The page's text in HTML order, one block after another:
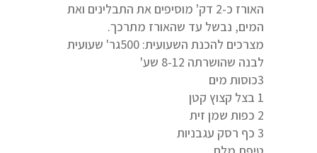
האורז כ-2 דק' מוסיפים את התבלינים ואת
המים, נבשל עד שהאורז מתרכך.
מצרכים להכנת השעועית: 500גר' שעועית
לבנה שהושרתה 8-12 שע'
3כוסות מים
1 בצל קצוץ קטן
2 כפות שמן זית
3 כף רסק עגבניות